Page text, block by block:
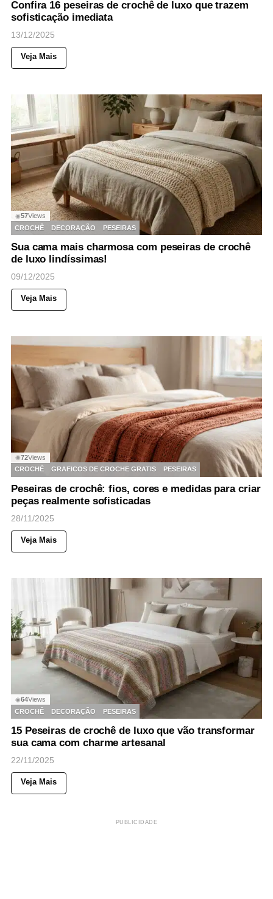
Confira 16 peseiras de crochê de luxo que trazem
sofisticação imediata
13/12/2025
Veja Mais
◉57Views
CROCHÊ
DECORAÇÃO PESEIRAS
Sua cama mais charmosa com peseiras de crochê
de luxo lindíssimas!
09/12/2025
Veja Mais
◉72Views
CROCHÊ
GRAFICOS DE CROCHE GRATIS PESEIRAS
Peseiras de crochê: fios, cores e medidas para criar
peças realmente sofisticadas
28/11/2025
Veja Mais
◉64Views
CROCHÊ
DECORAÇÃO PESEIRAS
15 Peseiras de crochê de luxo que vão transformar
sua cama com charme artesanal
22/11/2025
Veja Mais
PUBLICIDADE